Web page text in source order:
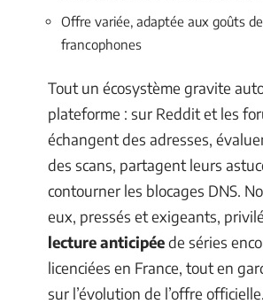
Offre variée, adaptée aux goûts
francophones
Tout un écosystème gravite
plateforme : sur Reddit et les
échangent des adresses,
des scans, partagent leurs
contourner les blocages DNS.
eux, pressés et exigeants,
lecture anticipéede séries
licenciées en France, tout en
sur l’évolution de l’offre